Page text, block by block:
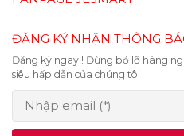
ĐĂNG KÝ NHẬN THÔNG
Đăng ký ngay!! Đừng bỏ lỡ hàng
siêu hấp dẫn của chúng tôi